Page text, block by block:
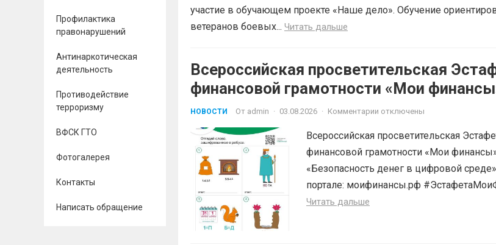
Профилактика
правонарушений
Антинаркотическая
деятельность
Противодействие
терроризму
ВФСК ГТО
Фотогалерея
Контакты
Написать обращение
участие в обучающем проекте «Наше дело». Обучение
ветеранов боевых... Читать дальше
Всероссийская просветительская
финансовой грамотности «Мои
НОВОСТИ От admin · 03.08.2026 · Комментарии отключены
Всероссийская просветительская
финансовой грамотности «Мои
«Безопасность денег в цифровой
портале: моифинансы.рф
Читать дальше